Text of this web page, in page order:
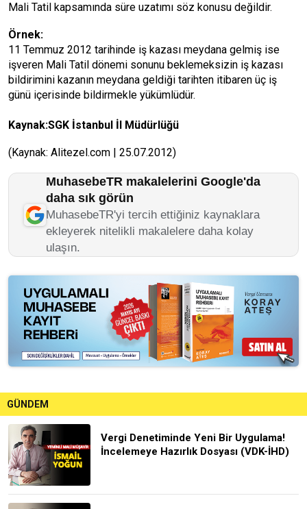
Mali Tatil kapsamında süre uzatımı söz konusu değildir.
Örnek:
11 Temmuz 2012 tarihinde iş kazası meydana gelmiş ise
işveren Mali Tatil dönemi sonunu beklemeksizin iş kazası
bildirimini kazanın meydana geldiği tarihten itibaren üç iş
günü içerisinde bildirmekle yükümlüdür.
Kaynak:SGK İstanbul İl Müdürlüğü
(Kaynak: Alitezel.com | 25.07.2012)
MuhasebeTR makalelerini Google'da
daha sık görün
MuhasebeTR'yi tercih ettiğiniz kaynaklara
ekleyerek nitelikli makalelere daha kolay
ulaşın.
GÜNDEM
Vergi Denetiminde Yeni Bir Uygulama!
İncelemeye Hazırlık Dosyası (VDK-İHD)